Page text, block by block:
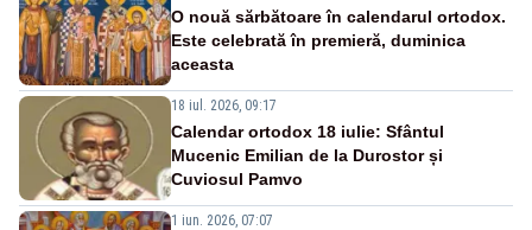
O nouă sărbătoare în calendarul ortodox.
Este celebrată în premieră, duminica
aceasta
18 iul. 2026, 09:17
Calendar ortodox 18 iulie: Sfântul
Mucenic Emilian de la Durostor și
Cuviosul Pamvo
1 iun. 2026, 07:07